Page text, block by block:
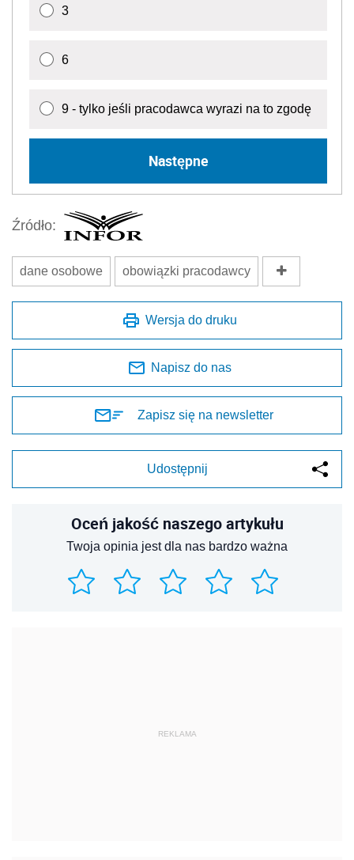
3
6
9 - tylko jeśli pracodawca wyrazi na to zgodę
Następne
Źródło:
dane osobowe obowiązki pracodawcy
Wersja do druku
Napisz do nas
Zapisz się na newsletter
Udostępnij
Oceń jakość naszego artykułu
Twoja opinia jest dla nas bardzo ważna
REKLAMA